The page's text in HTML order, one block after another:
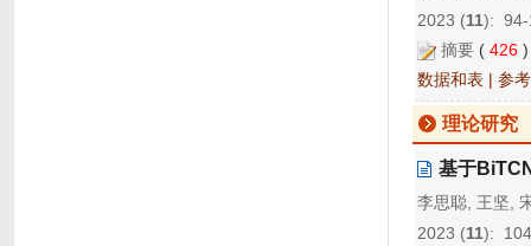
2023 (11):
摘要 ( 426
数据和表 | 参
理论研究
基于
李思聪, 王坚,
2023 (11):